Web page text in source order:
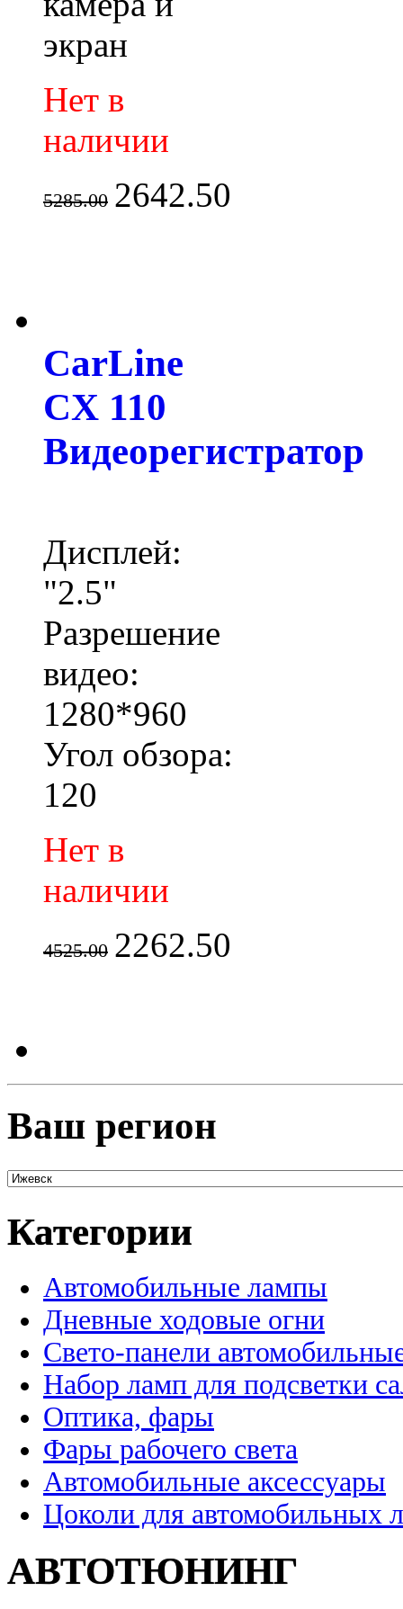
экран
Нет в
наличии
5285.00 2642.50
CarLine
CX 110
Видеорегистратор
Дисплей:
"2.5"
Разрешение
видео:
1280*960
Угол обзора:
120
Нет в
наличии
4525.00 2262.50
Ваш регион
Категории
Автомобильные лампы
Дневные ходовые огни
Свето-панели
Набор ламп для подсветки
Оптика, фары
Фары рабочего света
Автомобильные аксессуары
Цоколи для автомобильных
АВТОТЮНИНГ